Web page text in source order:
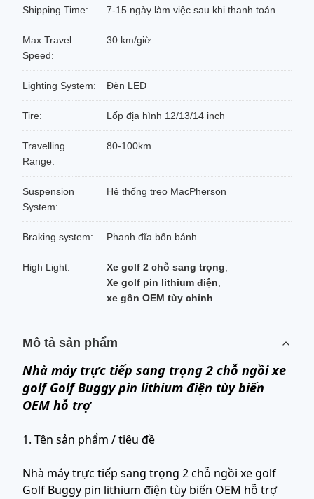
Shipping Time: 7-15 ngày làm việc sau khi thanh toán
Max Travel
Speed:
30 km/giờ
Lighting System: Đèn LED
Tire: Lốp địa hình 12/13/14 inch
Travelling
Range:
80-100km
Suspension
System:
Hệ thống treo MacPherson
Braking system: Phanh đĩa bốn bánh
High Light: Xe golf 2 chỗ sang trọng
Xe golf pin lithium điện
xe gôn OEM tùy chỉnh
Mô tả sản phẩm
Nhà máy trực tiếp sang trọng 2 chỗ ngồi xe
golf Golf Buggy pin lithium điện tùy biến
OEM hỗ trợ
1. Tên sản phẩm / tiêu đề
Nhà máy trực tiếp sang trọng 2 chỗ ngồi xe golf
Golf Buggy pin lithium điện tùy biến OEM hỗ trợ